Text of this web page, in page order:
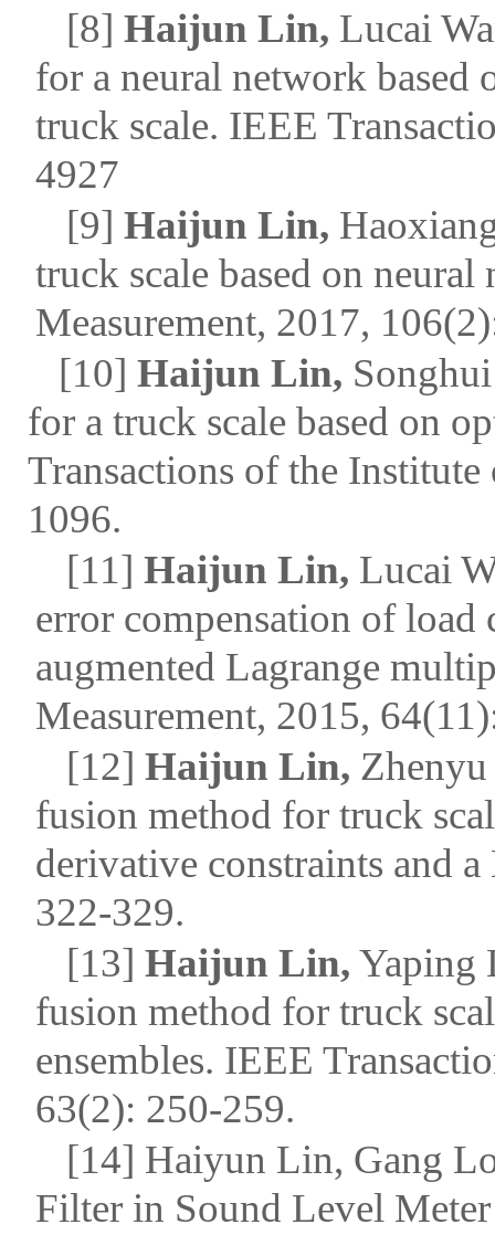
[8] Haijun Lin, Lucai
for a neural network based
truck scale. IEEE
4927
[9] Haijun Lin,
truck scale based on
Measurement, 2017,
[10] Haijun Lin,
for a truck scale based on
Transactions of the
1096.
[11] Haijun Lin, Lucai
error compensation of
augmented Lagrange
Measurement, 2015,
[12] Haijun Lin,
fusion method for truck
derivative constraints and
322-329.
[13] Haijun Lin, Yaping
fusion method for truck
ensembles. IEEE
63(2): 250-259.
[14] Haiyun Lin, Gang
Filter in Sound Level